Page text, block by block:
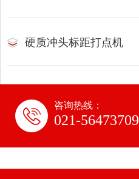
硬质冲头标距打点机
咨询热线：
021-56473709